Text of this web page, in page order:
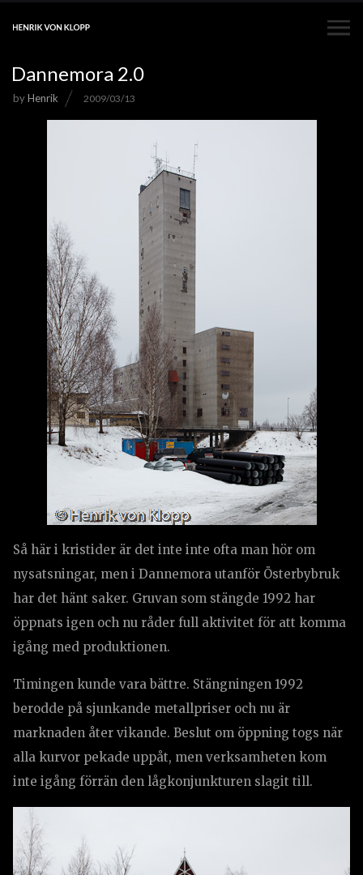
Dannemora 2.0
byHenrik 2009/03/13
Så här i kristider är det inte inte ofta man hör om
nysatsningar, men i Dannemora utanför Österbybruk
har det hänt saker. Gruvan som stängde 1992 har
öppnats igen och nu råder full aktivitet för att komma
igång med produktionen.
Timingen kunde vara bättre. Stängningen 1992
berodde på sjunkande metallpriser och nu är
marknaden åter vikande. Beslut om öppning togs när
alla kurvor pekade uppåt, men verksamheten kom
inte igång förrän den lågkonjunkturen slagit till.